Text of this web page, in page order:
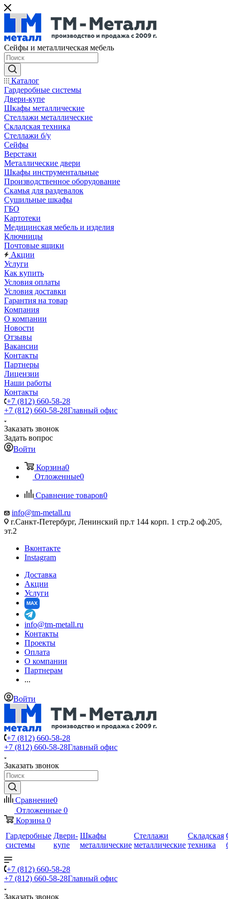
Сейфы и металлическая мебель
Каталог
Гардеробные системы
Двери-купе
Шкафы металлические
Стеллажи металлические
Складская техника
Стеллажи б/у
Сейфы
Верстаки
Металлические двери
Шкафы инструментальные
Производственное оборудование
Скамья для раздевалок
Сушильные шкафы
ГБО
Картотеки
Медицинская мебель и изделия
Ключницы
Почтовые ящики
Акции
Услуги
Как купить
Условия оплаты
Условия доставки
Гарантия на товар
Компания
О компании
Новости
Отзывы
Вакансии
Контакты
Партнеры
Лицензии
Наши работы
Контакты
+7 (812) 660-58-28
+7 (812) 660-58-28Главный офис
Заказать звонок
Задать вопрос
Войти
Корзина0
Отложенные0
Сравнение товаров0
info@tm-metall.ru
г.Санкт-Петербург, Ленинский пр.т 144 корп. 1 стр.2 оф.205,
эт.2
Вконтакте
Instagram
Доставка
Акции
Услуги
MAX
info@tm-metall.ru
Контакты
Проекты
Оплата
О компании
Партнерам
...
Войти
+7 (812) 660-58-28
+7 (812) 660-58-28Главный офис
Заказать звонок
Сравнение0
Отложенные 0
Корзина 0
Гардеробные
системы
Двери-
купе
Шкафы
металлические
Стеллажи
металлические
Складская
техника
+7 (812) 660-58-28
+7 (812) 660-58-28Главный офис
Заказать звонок